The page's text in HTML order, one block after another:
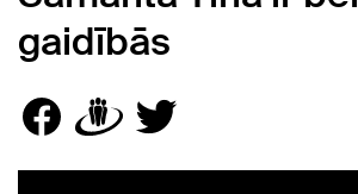
gaidībās